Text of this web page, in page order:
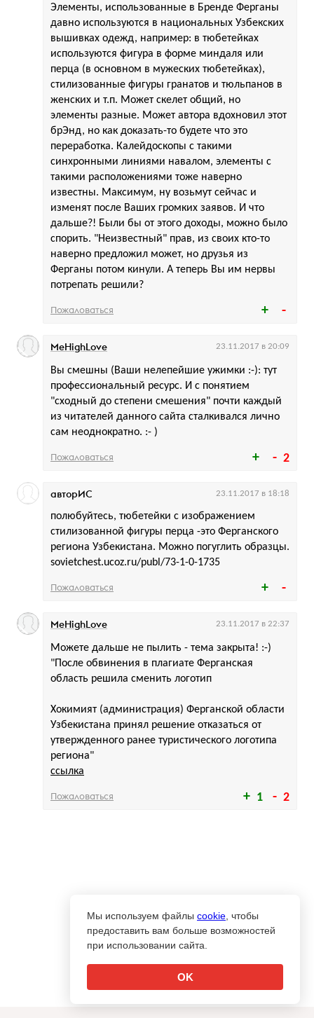
Элементы, использованные в Бренде Ферганы
давно используются в национальных Узбекских
вышивках одежд, например: в тюбетейках
используются фигура в форме миндаля или
перца (в основном в мужеских тюбетейках),
стилизованные фигуры гранатов и тюльпанов в
женских и т.п. Может скелет общий, но
элементы разные. Может автора вдохновил этот
брЭнд, но как доказать-то будете что это
переработка. Калейдоскопы с такими
синхронными линиями навалом, элементы с
такими расположениями тоже наверно
известны. Максимум, ну возьмут сейчас и
изменят после Ваших громких заявов. И что
дальше?! Были бы от этого доходы, можно было
спорить. "Неизвестный" прав, из своих кто-то
наверно предложил может, но друзья из
Ферганы потом кинули. А теперь Вы им нервы
потрепать решили?
Пожаловаться
2
Вы смешны (Ваши нелепейшие ужимки :-): тут
профессиональный ресурс. И с понятием
"сходный до степени смешения" почти каждый
из читателей данного сайта сталкивался лично
сам неоднократно. :- )
MeHighLove 23.11.2017 в 20:09
Пожаловаться
полюбуйтесь, тюбетейки с изображением
стилизованной фигуры перца -это Ферганского
региона Узбекистана. Можно погуглить образцы.
sovietchest.ucoz.ru/publ/73-1-0-1735
авторИС 23.11.2017 в 18:18
Пожаловаться
1 2
Можете дальше не пылить - тема закрыта! :-)
"После обвинения в плагиате Ферганская
область решила сменить логотип
Хокимият (администрация) Ферганской области
Узбекистана принял решение отказаться от
утвержденного ранее туристического логотипа
региона"
ссылка
MeHighLove 23.11.2017 в 22:37
Пожаловаться
Мы используем файлы cookie , чтобы
предоставить вам больше возможностей
при использовании сайта.
OK